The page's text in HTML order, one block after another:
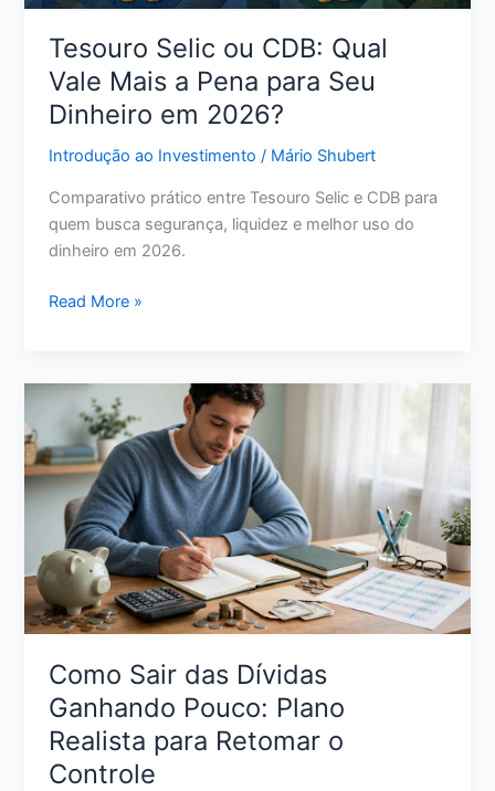
Tesouro Selic ou CDB: Qual
Vale Mais a Pena para Seu
Dinheiro em 2026?
Introdução ao Investimento / Mário Shubert
Comparativo prático entre Tesouro Selic e CDB para
quem busca segurança, liquidez e melhor uso do
dinheiro em 2026.
Tesouro
CDB:
Vale
Mais
a
Pena
para
Seu
Dinheiro
em
Read More »
Como Sair das Dívidas
Ganhando Pouco: Plano
Realista para Retomar o
Controle